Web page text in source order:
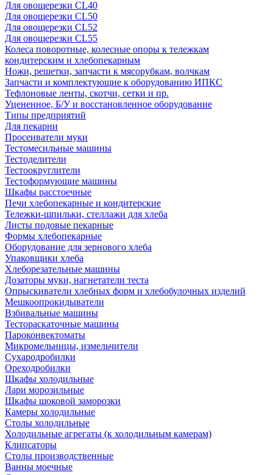
Для овощерезки CL40
Для овощерезки CL50
Для овощерезки CL52
Для овощерезки CL55
Колеса поворотные, колесные опоры к тележкам
кондитерским и хлебопекарным
Ножи, решетки, запчасти к мясорубкам, волчкам
Запчасти и комплектующие к оборудованию ИПКС
Тефлоновые ленты, скотчи, сетки и пр.
Уцененное, Б/У и восстановленное оборудование
Типы предприятий
Для пекарни
Просеиватели муки
Тестомесильные машины
Тестоделители
Тестоокруглители
Тестоформующие машины
Шкафы расстоечные
Печи хлебопекарные и кондитерские
Тележки-шпильки, стеллажи для хлеба
Листы подовые пекарные
Формы хлебопекарные
Оборудование для зернового хлеба
Упаковщики хлеба
Хлеборезательные машины
Дозаторы муки, нагнетатели теста
Опрыскиватели хлебных форм и хлебобулочных изделий
Мешкоопрокидыватели
Взбивальные машины
Тестораскаточные машины
Пароконвектоматы
Микромельницы, измельчители
Сухародробилки
Ореходробилки
Шкафы холодильные
Лари морозильные
Шкафы шоковой заморозки
Камеры холодильные
Столы холодильные
Холодильные агрегаты (к холодильным камерам)
Клипсаторы
Столы производственные
Ванны моечные